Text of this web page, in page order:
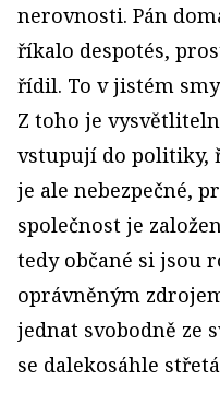
nerovnosti. Pán
říkalo despotés,
řídil. To v jistém
Z toho je
vstupují do politiky,
je ale nebezpečné,
společnost je
tedy občané si jsou
oprávněným
jednat svobodně ze
se dalekosáhle